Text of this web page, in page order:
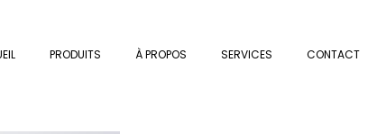
PRODUITS À PROPOS SERVICES CONTACT